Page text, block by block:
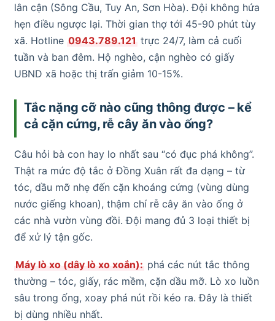
lân cận (Sông Cầu, Tuy An, Sơn Hòa). Đội không hứa
hẹn điều ngược lại. Thời gian thợ tới 45-90 phút tùy
xã. Hotline 0943.789.121 trực 24/7, làm cả cuối
tuần và ban đêm. Hộ nghèo, cận nghèo có giấy
UBND xã hoặc thị trấn giảm 10-15%.
Tắc nặng cỡ nào cũng thông được – kể
cả cặn cứng, rễ cây ăn vào ống?
Câu hỏi bà con hay lo nhất sau “có đục phá không”.
Thật ra mức độ tắc ở Đồng Xuân rất đa dạng – từ
tóc, dầu mỡ nhẹ đến cặn khoáng cứng (vùng dùng
nước giếng khoan), thậm chí rễ cây ăn vào ống ở
các nhà vườn vùng đồi. Đội mang đủ 3 loại thiết bị
để xử lý tận gốc.
Máy lò xo (dây lò xo xoắn): phá các nút tắc thông
thường – tóc, giấy, rác mềm, cặn dầu mỡ. Lò xo luồn
sâu trong ống, xoay phá nút rồi kéo ra. Đây là thiết
bị dùng nhiều nhất.